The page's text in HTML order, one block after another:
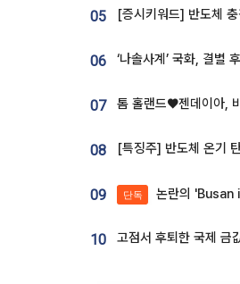
05
06
07
08
09 단독 논란의 'Busan is Good'…8억 도
10 고점서 후퇴한 국제 금